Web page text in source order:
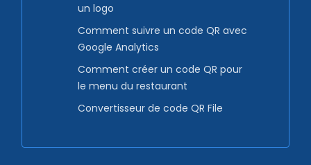
un logo
Comment suivre un code QR avec
Google Analytics
Comment créer un code QR pour
le menu du restaurant
Convertisseur de code QR File